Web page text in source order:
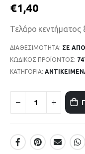
€1,40
Τελάρο κεντήματος
ΔΙΑΘΕΣΙΜΌΤΗΤΑ: ΣΕ
ΚΩΔΙΚΌΣ ΠΡΟΪΌΝΤΟΣ:
ΚΑΤΗΓΟΡΊΑ: